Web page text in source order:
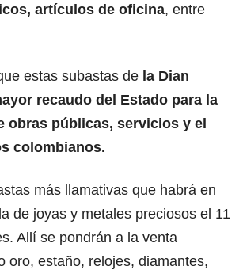
artículos de oficina, entre
estas subastas de la Dian
recaudo del Estado para la
obras públicas, servicios y el
colombianos.
más llamativas que habrá en
de joyas y metales preciosos el 11
Allí se pondrán a la venta
oro, estaño, relojes, diamantes,